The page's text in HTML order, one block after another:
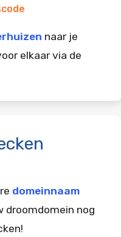
naar je
elkaar via de
domeinnaam
droomdomein nog